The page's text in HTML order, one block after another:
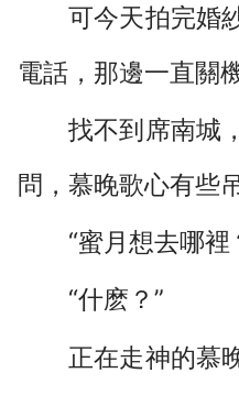
可今天拍完婚紗
電話，那邊一直關
找不到席南城，
問，慕晚歌心有些
“蜜月想去哪裡
“什麽？”
正在走神的慕晚